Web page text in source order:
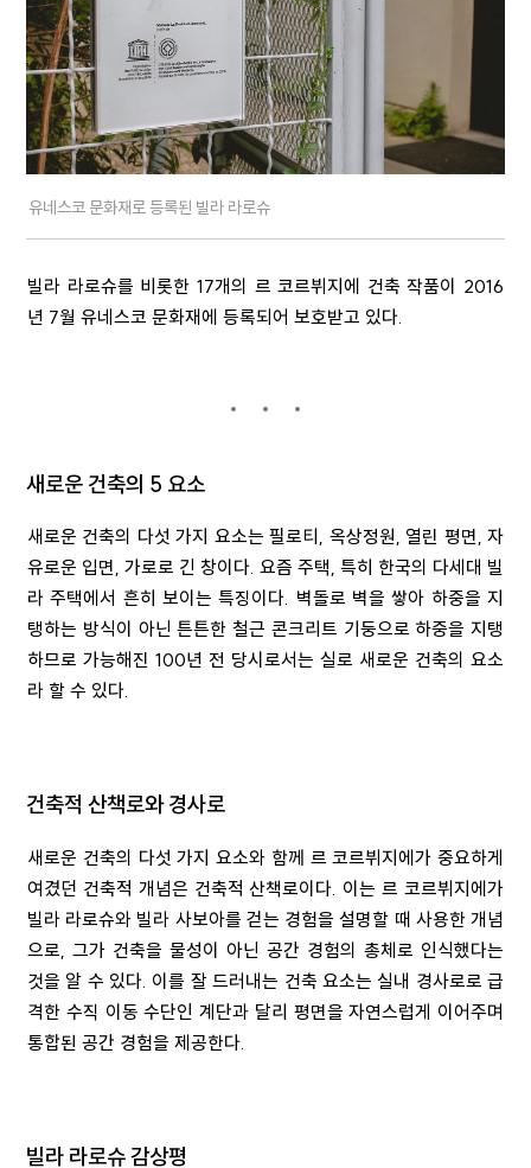
유네스코 문화재로 등록된 빌라 라로슈
빌라 라로슈를 비롯한 17개의 르 코르뷔지에 건축 작품이 2016
년 7월 유네스코 문화재에 등록되어 보호받고 있다.
새로운 건축의 5 요소
새로운 건축의 다섯 가지 요소는 필로티 , 옥상정원, 열린 평면,자
유로운 입면, 가로로 긴 창이다. 요즘 주택, 특히 한국의 다세대 빌
라 주택에서 흔히 보이는 특징이다. 벽돌로 벽을 쌓아 하중을 지
탱하는 방식이 아닌 튼튼한 철근 콘크리트 기둥으로 하중을 지탱
하므로 가능해진 100년 전 당시로서는 실로 새로운 건축의 요소
라 할 수 있다.
건축적 산책로와 경사로
새로운 건축의 다섯 가지 요소와 함께 르 코르뷔지에가 중요하게
여겼던 건축적 개념은 건축적 산책로이다 이는 르 코르뷔지에가
빌라 라로슈와 빌라 사보아를 걷는 경험을 설명할 때 사용한 개념
으로 그가 건축을 물성이 아닌 공간 경험의 총체로 인식했다는
것을 알 수 있다 이를 잘 드러내는 건축 요소는 실내 경사로로 급
격한 수직 이동 수단인 계단과 달리 평면을 자연스럽게 이어주며
통합된 공간 경험을 제공한다
빌라 라로슈 감상평